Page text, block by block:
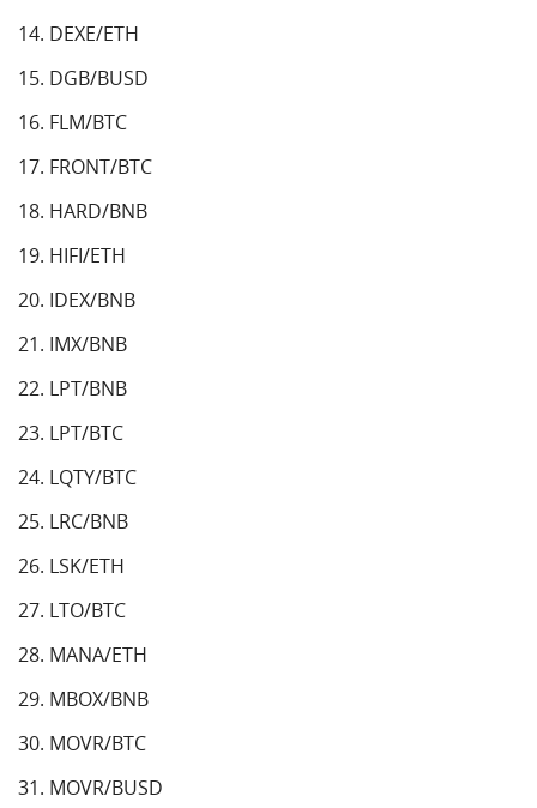
DEXE/ETH
DGB/BUSD
FLM/BTC
FRONT/BTC
HARD/BNB
HIFI/ETH
IDEX/BNB
IMX/BNB
LPT/BNB
LPT/BTC
LQTY/BTC
LRC/BNB
LSK/ETH
LTO/BTC
MANA/ETH
MBOX/BNB
MOVR/BTC
MOVR/BUSD